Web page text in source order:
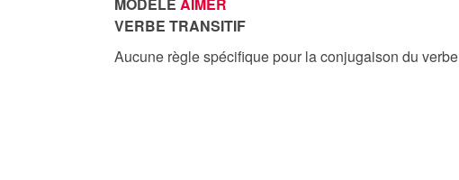
VERBE TRANSITIF
Aucune règle spécifique pour la conjugaison du verbe